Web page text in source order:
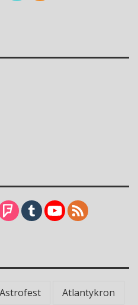
Astrofest Atlantykron